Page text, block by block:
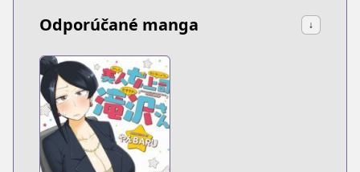
Odporúčané manga ↓